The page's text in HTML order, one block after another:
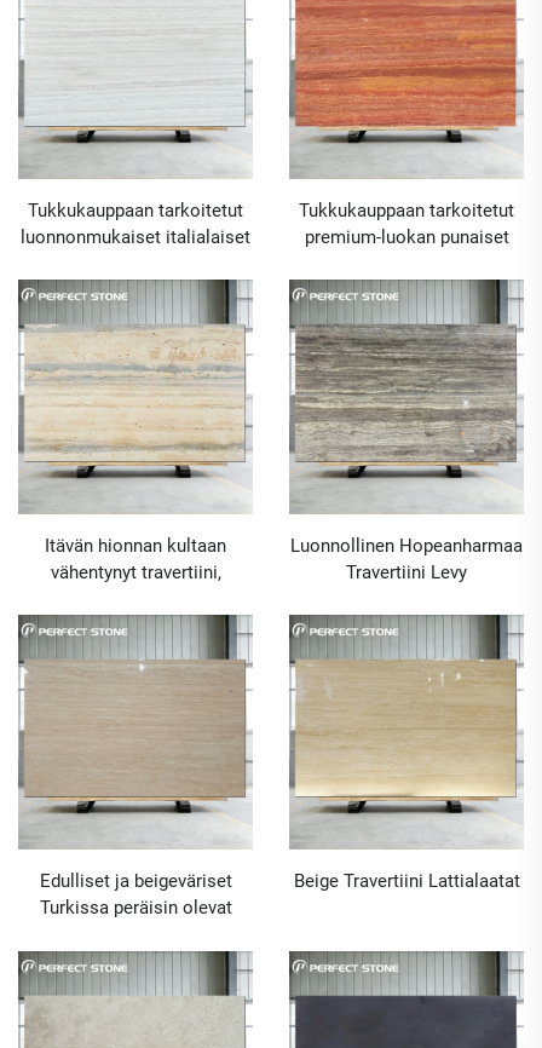
Tukkukauppaan tarkoitetut
luonnonmukaiset italialaiset
travertiinilevyt luksusmaisia
sisätilasuunnitteluprojekteja
varten
Tukkukauppaan tarkoitetut
premium-luokan punaiset
rakennusrakentamiseen ja
ulkokäyttöön
Itävän hionnan kultaan
vähentynyt travertiini,
lattian koristeisiin ja
seinäpinnan päällystykseen
Luonnollinen Hopeanharmaa
Travertiini Levy
Edulliset ja beigeväriset
Turkissa peräisin olevat
ulkoseinien sekä lattialla
Beige Travertiini Lattialaatat